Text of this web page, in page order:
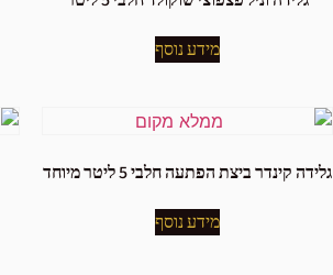
מידע נוסף
גלידה קינדר ביצת הפתעה חלבי 5 ליטר מיוחד
מידע נוסף